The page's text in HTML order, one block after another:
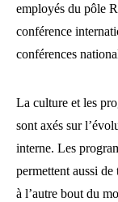
employés du pôle
conférence
conférences
La culture et les
sont axés sur
interne. Les
permettent aussi
à l’autre bout du